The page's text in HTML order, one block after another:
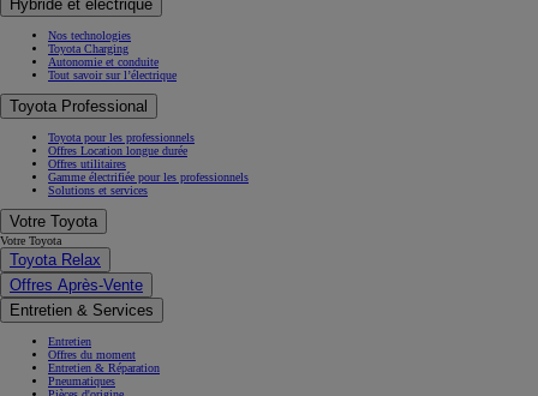
Hybride et électrique
Nos technologies
Toyota Charging
Autonomie et conduite
Tout savoir sur l’électrique
Toyota Professional
Toyota pour les professionnels
Offres Location longue durée
Offres utilitaires
Gamme électrifiée pour les professionnels
Solutions et services
Votre Toyota
Votre Toyota
Toyota Relax
Offres Après-Vente
Entretien & Services
Entretien
Offres du moment
Entretien & Réparation
Pneumatiques